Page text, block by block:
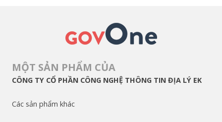
MỘT SẢN PHẨM CỦA
CÔNG TY CỔ PHẦN CÔNG NGHỆ THÔNG TIN ĐỊA LÝ EK
Các sản phẩm khác